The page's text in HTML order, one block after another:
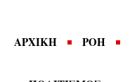
ΑΡΧΙΚΗ ΡΟΗ